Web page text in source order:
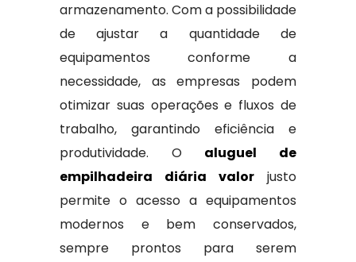
armazenamento. Com a possibilidade
de ajustar a quantidade de
equipamentos conforme a
necessidade, as empresas podem
otimizar suas operações e fluxos de
trabalho, garantindo eficiência e
produtividade. O aluguel de
empilhadeira diária valor justo
permite o acesso a equipamentos
modernos e bem conservados,
sempre prontos para serem